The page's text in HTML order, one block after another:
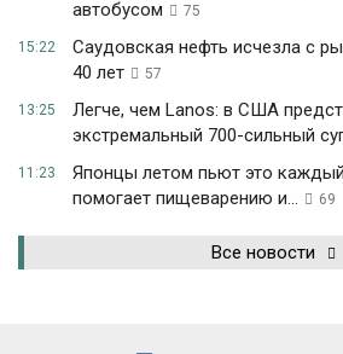
автобусом
75
15:22
Саудовская нефть исчезла с
40 лет
57
13:25
Легче, чем Lanos: в США
экстремальный 700-сильный
11:23
Японцы летом пьют это
помогает пищеварению и...
69
Все новости